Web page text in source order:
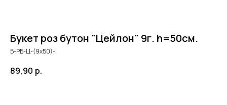
Букет роз бутон "Цейлон" 9г. h=50см.
Б-РБ-Ц-(9х50)-i
89,90 р.